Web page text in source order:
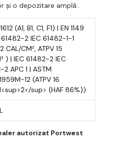
și o depozitare amplă..
(A1, B1, C1, F1) | EN 1149
2 IEC 61482-1-1
CAL/CM², ATPV 15
) | IEC 61482-2 IEC
APC 1 | ASTM
12 (ATPV 16
sup> (HAF 86%))
autorizat Portwest